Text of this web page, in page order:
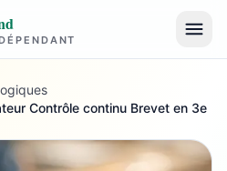
Contrôle continu Brevet en 3e